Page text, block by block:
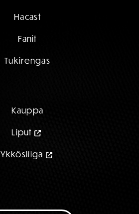
Hacast
Fanit
Tukirengas
Kauppa
Liput
Ykkösliiga